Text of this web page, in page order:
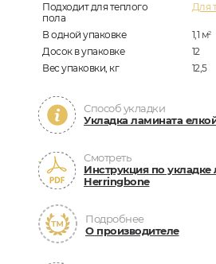
Подходит для теплого
пола
Для
В одной упаковке 1,1 м2
Досок в упаковке
12
Вес упаковки, кг
12,5
Способ укладки
Укладка ламината
Смотреть
Инструкция по укладке
Herringbone
Подробнее
О производителе